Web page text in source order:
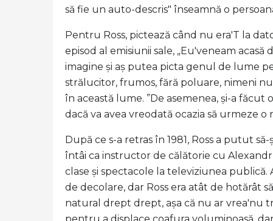
să fie un auto-descris" înseamnă o
Pentru Ross, pictează când nu era'T la
episod al emisiunii sale, „Eu'veneam
imagine și aș putea picta genul de lume
strălucitor, frumos, fără poluare, nimeni
în această lume. ”De asemenea, și-a
dacă va avea vreodată ocazia să urmeze o
După ce s-a retras în 1981, Ross a putut
întâi ca instructor de călătorie cu
clase și spectacole la televiziunea
de decolare, dar Ross era atât de hotărât
natural drept drept, așa că nu ar vrea'nu
pentru a displace coafura voluminoasă,